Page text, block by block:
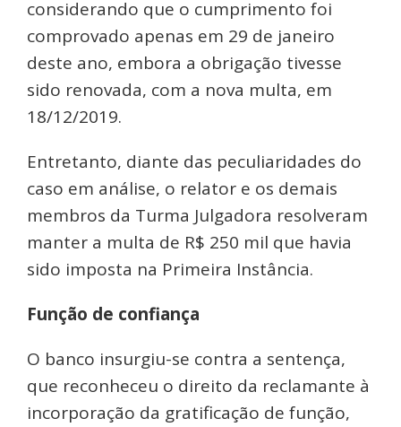
considerando que o cumprimento foi
comprovado apenas em 29 de janeiro
deste ano, embora a obrigação tivesse
sido renovada, com a nova multa, em
18/12/2019.
Entretanto, diante das peculiaridades do
caso em análise, o relator e os demais
membros da Turma Julgadora resolveram
manter a multa de R$ 250 mil que havia
sido imposta na Primeira Instância.
Função de confiança
O banco insurgiu-se contra a sentença,
que reconheceu o direito da reclamante à
incorporação da gratificação de função,